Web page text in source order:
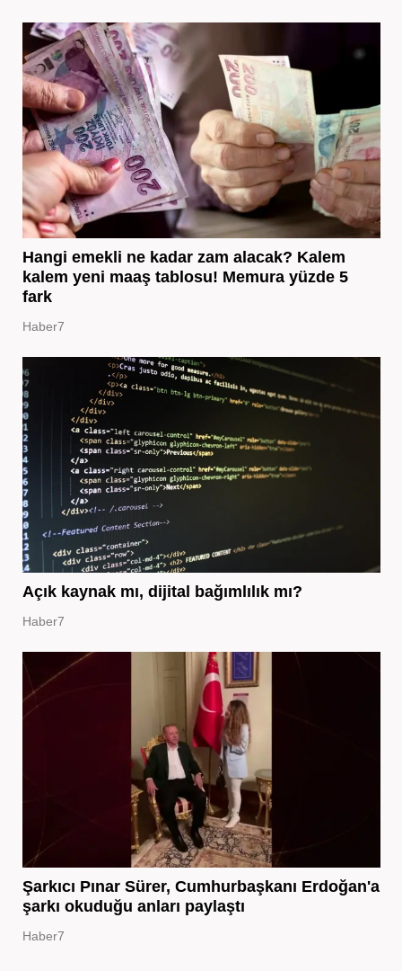
Hangi emekli ne kadar zam alacak? Kalem
kalem yeni maaş tablosu! Memura yüzde 5
fark
Haber7
Açık kaynak mı, dijital bağımlılık mı?
Haber7
Şarkıcı Pınar Sürer, Cumhurbaşkanı Erdoğan'a
şarkı okuduğu anları paylaştı
Haber7